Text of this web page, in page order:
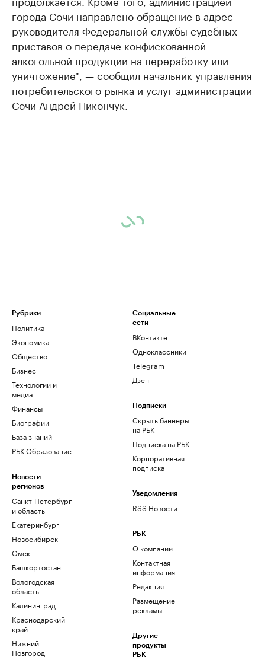
города Сочи направлено обращение в адрес
руководителя Федеральной службы судебных
приставов о передаче конфискованной
алкогольной продукции на переработку или
уничтожение", — сообщил начальник управления
потребительского рынка и услуг администрации
Сочи Андрей Никончук.
Рубрики
Политика
Экономика
Общество
Бизнес
Технологии и
медиа
Финансы
Биографии
База знаний
РБК Образование
Новости
регионов
Санкт-Петербург
и область
Екатеринбург
Новосибирск
Омск
Башкортостан
Вологодская
область
Калининград
Краснодарский
край
Нижний
Новгород
Социальные
сети
ВКонтакте
Одноклассники
Telegram
Дзен
Подписки
Скрыть баннеры
на РБК
Подписка на РБК
Корпоративная
подписка
Уведомления
RSS Новости
РБК
О компании
Контактная
информация
Редакция
Размещение
рекламы
Другие
продукты
РБК